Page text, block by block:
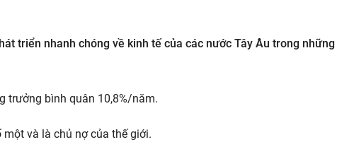
triển nhanh chóng về kinh tế của các nước Tây Âu trong những
trưởng bình quân 10,8%/năm.
và là chủ nợ của thế giới.